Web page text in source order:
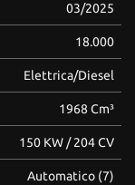
03/2025
18.000
Elettrica/Diesel
1968 Cm³
150 KW / 204 CV
Automatico (7)